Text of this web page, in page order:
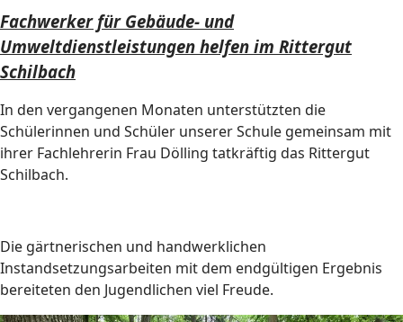
Fachwerker für Gebäude- und
Umweltdienstleistungen helfen im Rittergut
Schilbach
In den vergangenen Monaten unterstützten die
Schülerinnen und Schüler unserer Schule gemeinsam mit
ihrer Fachlehrerin Frau Dölling tatkräftig das Rittergut
Schilbach.
Die gärtnerischen und handwerklichen
Instandsetzungsarbeiten mit dem endgültigen Ergebnis
bereiteten den Jugendlichen viel Freude.